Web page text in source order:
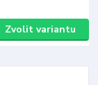
Zvolit variantu